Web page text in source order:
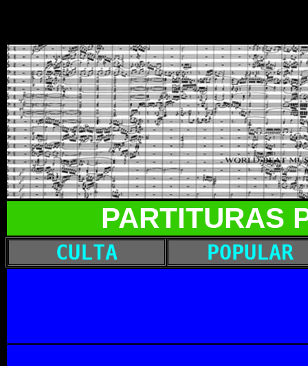
PARTITURAS
CULTA POPULAR